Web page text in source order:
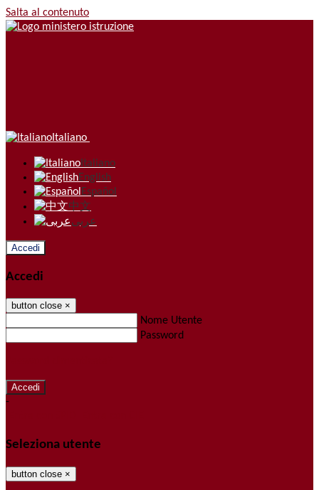
Salta al contenuto
Italiano
Italiano
English
Español
中文
عربى
Accedi
Accedi
button close ×
Nome Utente
Password
-
Seleziona utente
button close ×